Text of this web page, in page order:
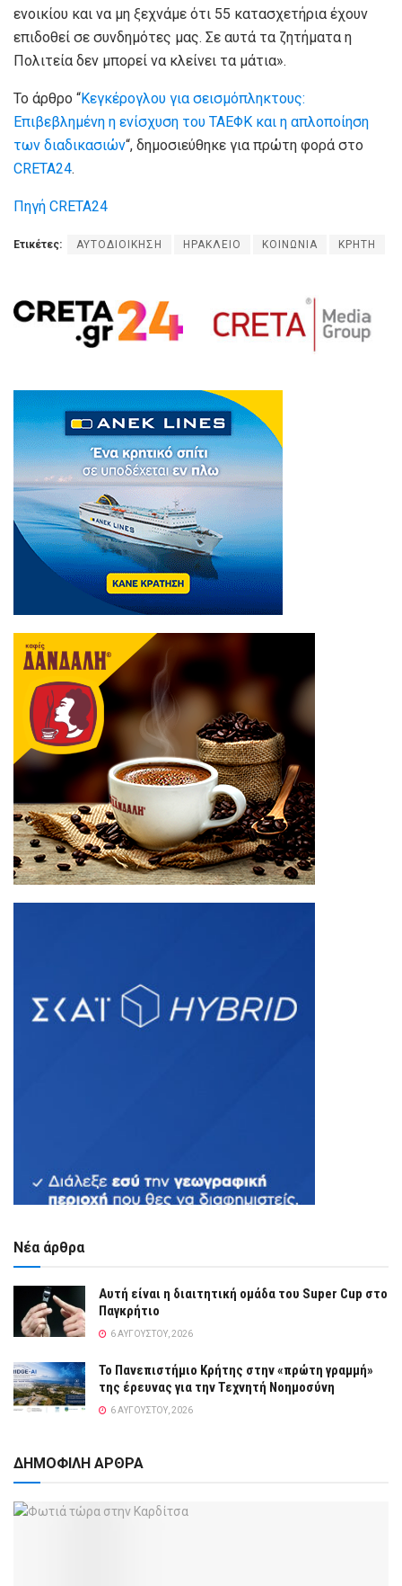
ενοικίου και να μη ξεχνάμε ότι 55 κατασχετήρια έχουν
επιδοθεί σε συνδημότες μας. Σε αυτά τα ζητήματα η
Πολιτεία δεν μπορεί να κλείνει τα μάτια».
Το άρθρο “Κεγκέρογλου για σεισμόπληκτους:
Επιβεβλημένη η ενίσχυση του ΤΑΕΦΚ και η απλοποίηση
των διαδικασιών“, δημοσιεύθηκε για πρώτη φορά στο
CRETA24.
Πηγή CRETA24
Ετικέτες: ΑΥΤΟΔΙΟΙΚΗΣΗ ΗΡΑΚΛΕΙΟ ΚΟΙΝΩΝΙΑ ΚΡΗΤΗ
Νέα άρθρα
Αυτή είναι η διαιτητική ομάδα του Super Cup στο
Παγκρήτιο
6 ΑΥΓΟΎΣΤΟΥ, 2026
Το Πανεπιστήμιο Κρήτης στην «πρώτη γραμμή»
της έρευνας για την Τεχνητή Νοημοσύνη
6 ΑΥΓΟΎΣΤΟΥ, 2026
ΔΗΜΟΦΙΛΗ ΑΡΘΡΑ